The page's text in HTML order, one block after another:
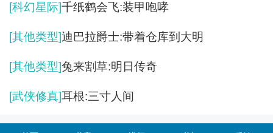
[科幻星际]千纸鹤会飞:装甲咆哮
[其他类型]迪巴拉爵士:带着仓库到大明
[其他类型]兔来割草:明日传奇
[武侠修真]耳根:三寸人间